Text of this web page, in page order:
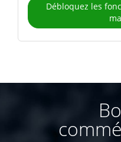
Débloquez les